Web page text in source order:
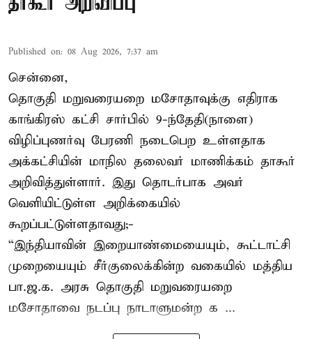
Published on: 08 Aug 2026, 7:37 am
சென்னை,
தொகுதி மறுவரையறை மசோதாவுக்கு எதிராக
காங்கிரஸ் கட்சி சார்பில் 9-ந்தேதி(நாளை)
விழிப்புணர்வு பேரணி நடைபெற உள்ளதாக
அக்கட்சியின் மாநில தலைவர் மாணிக்கம் தாகூர்
அறிவித்துள்ளார். இது தொடர்பாக அவர்
வெளியிட்டுள்ள அறிக்கையில்
கூறப்பட்டுள்ளதாவது;-
“இந்தியாவின் இறையாண்மையையும், கூட்டாட்சி
முறையையும் சீர்குலைக்கின்ற வகையில் மத்திய
பா.ஜ.க. அரசு தொகுதி மறுவரையறை
மசோதாவை நடப்பு நாடாளுமன்ற க ...